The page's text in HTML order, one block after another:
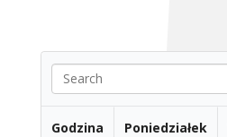
Godzina Poniedziałek